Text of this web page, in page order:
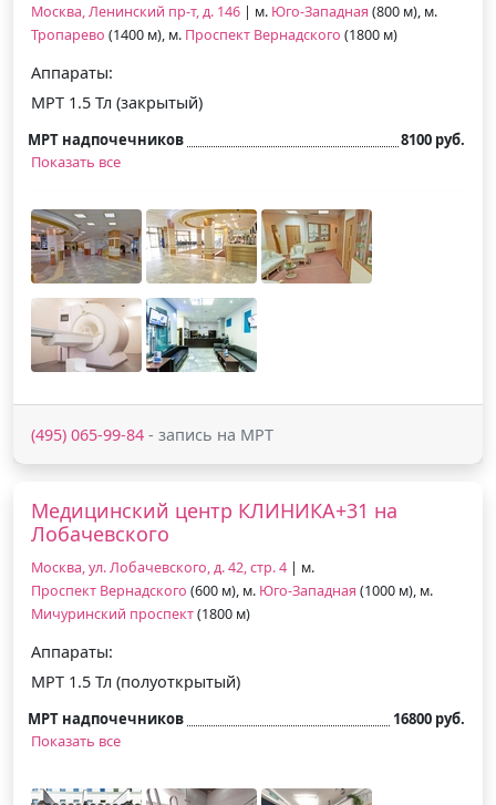
Москва, Ленинский пр-т, д. 146 | м. Юго-Западная (800 м), м.
Тропарево (1400 м), м. Проспект Вернадского (1800 м)
Аппараты:
МРТ 1.5 Тл (закрытый)
МРТ надпочечников
8100 руб.
Показать все
(495) 065-99-84 - запись на МРТ
Медицинский центр КЛИНИКА+31 на
Лобачевского
Москва, ул. Лобачевского, д. 42, стр. 4 | м.
Проспект Вернадского (600 м), м. Юго-Западная (1000 м), м.
Мичуринский проспект(1800 м)
Аппараты:
МРТ 1.5 Тл (полуоткрытый)
МРТ надпочечников
16800 руб.
Показать все